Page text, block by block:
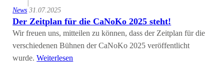
News
|
31.07.2025
Der Zeitplan für die CaNoKo 2025 steht!
Wir freuen uns, mitteilen zu können, dass der Zeitplan für die
verschiedenen Bühnen der CaNoKo 2025 veröffentlicht
wurde.Weiterlesen